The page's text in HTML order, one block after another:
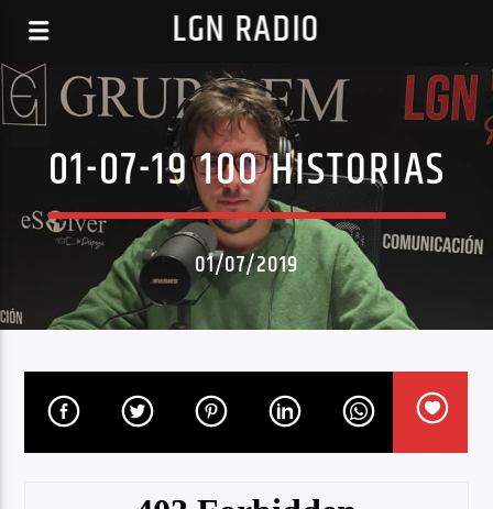
LGN RADIO
01-07-19 100 HISTORIAS
01/07/2019